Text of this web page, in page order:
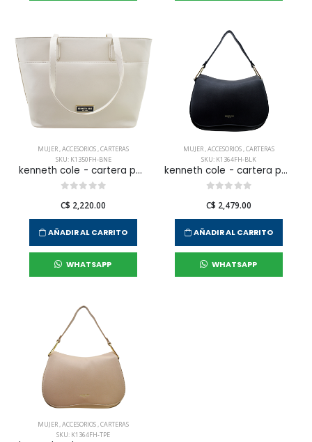
MUJER,ACCESORIOS,CARTERAS
SKU: K1350FH-BNE
kenneth cole - cartera para mujer
C$ 2,220.00
AÑADIR AL CARRITO
WHATSAPP
MUJER,ACCESORIOS,CARTERAS
SKU: K1364FH-BLK
kenneth cole - cartera para mujer
C$ 2,479.00
AÑADIR AL CARRITO
WHATSAPP
MUJER,ACCESORIOS,CARTERAS
SKU: K1364FH-TPE